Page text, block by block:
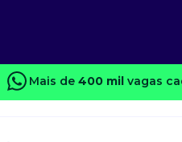
Mais de 400 mil vagas